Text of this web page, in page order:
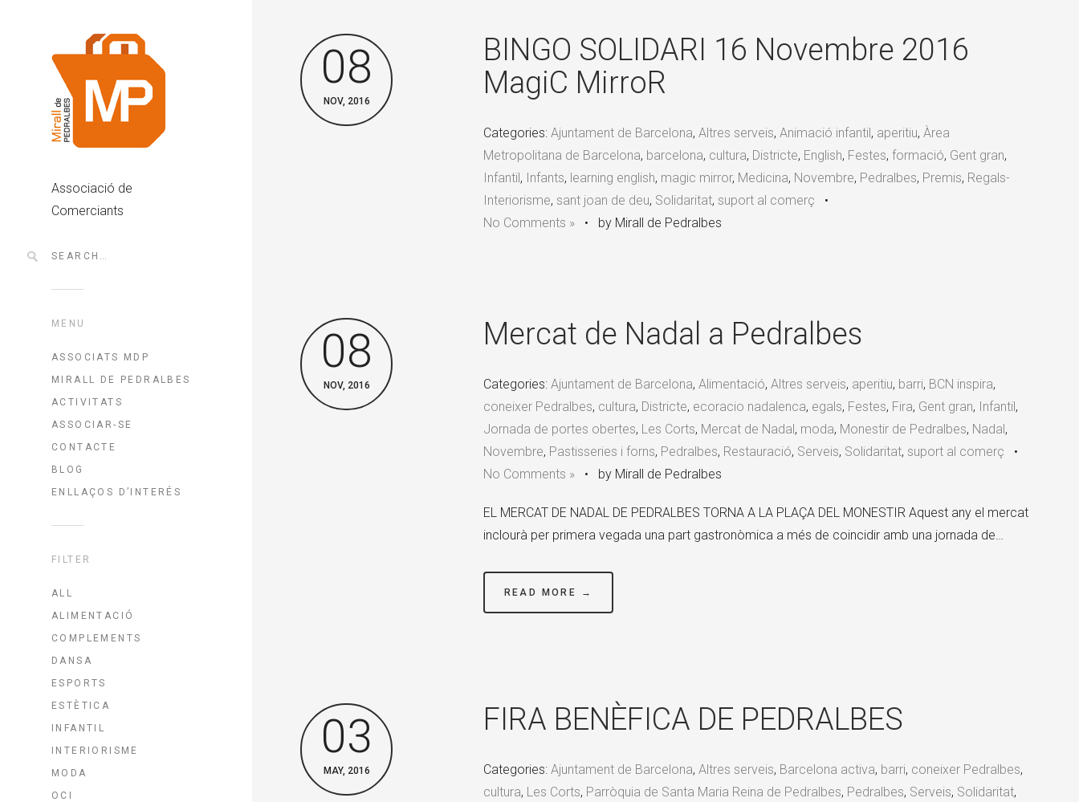
Associació de
Comerciants
MENU
ASSOCIATS MDP
MIRALL DE PEDRALBES
ACTIVITATS
ASSOCIAR-SE
CONTACTE
BLOG
ENLLAÇOS D’INTERÉS
FILTER
ALL
ALIMENTACIÓ
COMPLEMENTS
DANSA
ESPORTS
ESTÈTICA
INFANTIL
INTERIORISME
MODA
OCI
08
NOV, 2016
BINGO SOLIDARI 16 Novembre 2016
MagiC MirroR
Categories: Ajuntament de Barcelona, Altres serveis, Animació infantil, aperitiu, Àrea
Metropolitana de Barcelona, barcelona, cultura, Districte, English, Festes, formació, Gent gran,
Infantil, Infants, learning english, magic mirror, Medicina, Novembre, Pedralbes, Premis, Regals-
Interiorisme, sant joan de deu, Solidaritat, suport al comerç •
No Comments »• by Mirall de Pedralbes
08
NOV, 2016
Mercat de Nadal a Pedralbes
Categories: Ajuntament de Barcelona, Alimentació, Altres serveis, aperitiu, barri, BCN inspira,
coneixer Pedralbes, cultura, Districte, ecoracio nadalenca, egals, Festes, Fira, Gent gran, Infantil,
Jornada de portes obertes, Les Corts, Mercat de Nadal, moda, Monestir de Pedralbes, Nadal,
Novembre, Pastisseries i forns, Pedralbes, Restauració, Serveis, Solidaritat, suport al comerç •
No Comments »• by Mirall de Pedralbes
EL MERCAT DE NADAL DE PEDRALBES TORNA A LA PLAÇA DEL MONESTIR Aquest any el mercat
inclourà per primera vegada una part gastronòmica a més de coincidir amb una jornada de…
READ MORE →
03
MAY, 2016
FIRA BENÈFICA DE PEDRALBES
Categories: Ajuntament de Barcelona, Altres serveis, Barcelona activa, barri, coneixer Pedralbes,
cultura, Les Corts, Parròquia de Santa Maria Reina de Pedralbes, Pedralbes, Serveis, Solidaritat,